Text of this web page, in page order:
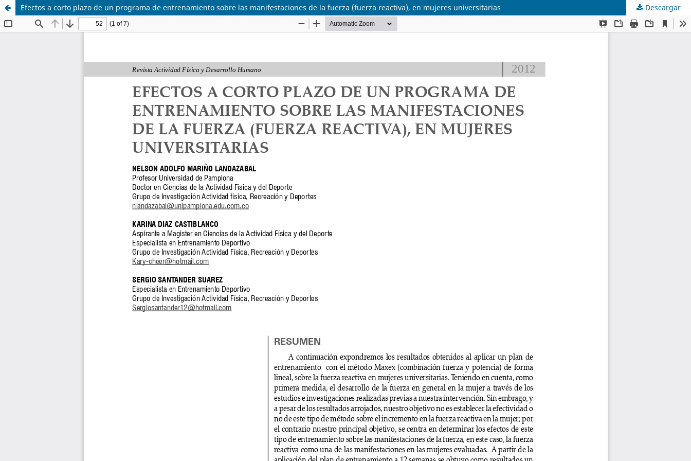
Efectos a corto plazo de un programa de entrenamiento sobre las manifestaciones de la fuerza (fuerza reactiva), en mujeres universitarias Descargar